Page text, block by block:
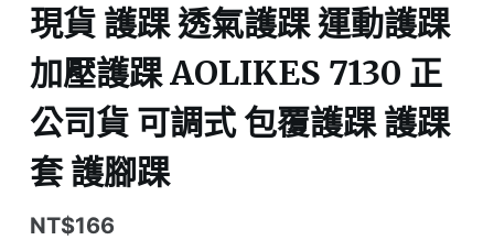
現貨 護踝 透氣護踝 運動護踝
加壓護踝 AOLIKES 7130 正
公司貨 可調式 包覆護踝 護踝
套 護腳踝
NT$166